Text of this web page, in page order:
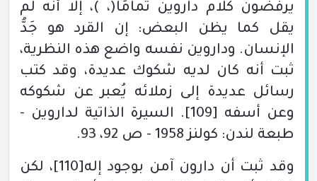
يرفضون كلام داروين تمامًا(، )، إلا أنه لم
يقل كما يظن البعض: إن القرد هو جَدُّ
الإنسان. وداروين نفسه واضع هذه النظرية،
ثبت أنه كان لديه شكوك عديدة، وقد كتب
رسائل عديدة إلى زملائه يُعبر عن شكوكه
وعن أسفه [109]
. السيرة الذاتية لداروين -
طبعة لندن: كولنز 1958 - ص 92، 93.
وقد ثبت أن دارون آمن بوجود إله[110]
، لكن